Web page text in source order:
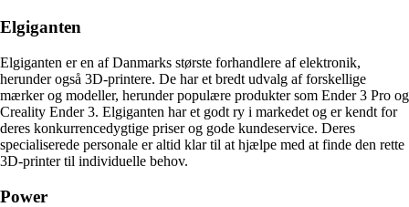
Elgiganten
Elgiganten er en af Danmarks største forhandlere af elektronik,
herunder også 3D-printere. De har et bredt udvalg af forskellige
mærker og modeller, herunder populære produkter som Ender 3 Pro og
Creality Ender 3. Elgiganten har et godt ry i markedet og er kendt for
deres konkurrencedygtige priser og gode kundeservice. Deres
specialiserede personale er altid klar til at hjælpe med at finde den rette
3D-printer til individuelle behov.
Power